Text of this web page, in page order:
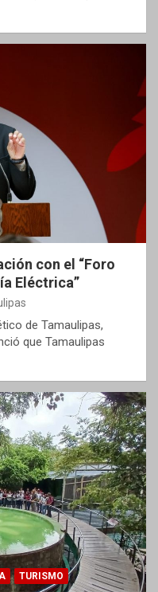
con el “Foro
Eléctrica”
de Tamaulipas,
que Tamaulipas
TURISMO